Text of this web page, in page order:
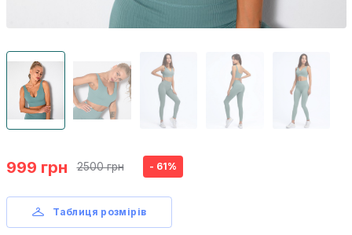
999 грн 2500 грн - 61%
Таблиця розмірів